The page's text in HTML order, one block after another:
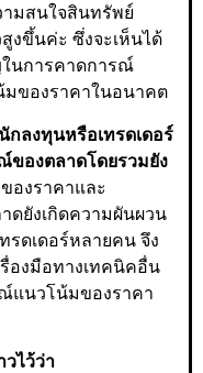
มสนใจสินทรัพย์
งขึ้นค่ะ ซึ่งจะเห็นได้
นการคาดการณ์
ของราคาในอนาคต
ลงทุนหรือเทรดเดอร์
ของตลาดโดยรวมยัง
องราคาและ
ยังเกิดความผันผวน
รดเดอร์หลายคน จึง
องมือทางเทคนิคอื่น
แนวโน้มของราคา
ไว้ว่า